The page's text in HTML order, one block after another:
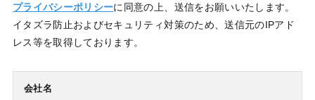
プライバシーポリシーに同意の上、送信をお願いいたします。
イタズラ防止およびセキュリティ対策のため、送信元のIPアド
レス等を取得しております。
会社名